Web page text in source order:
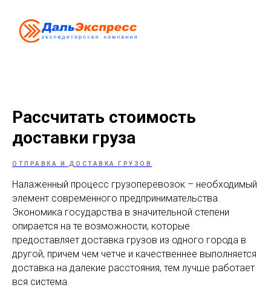
Рассчитать стоимость
доставки груза
ОТПРАВКА И ДОСТАВКА ГРУЗОВ
Налаженный процесс грузоперевозок – необходимый
элемент современного предпринимательства.
Экономика государства в значительной степени
опирается на те возможности, которые
предоставляет доставка грузов из одного города в
другой, причем чем четче и качественнее выполняется
доставка на далекие расстояния, тем лучше работает
вся система.